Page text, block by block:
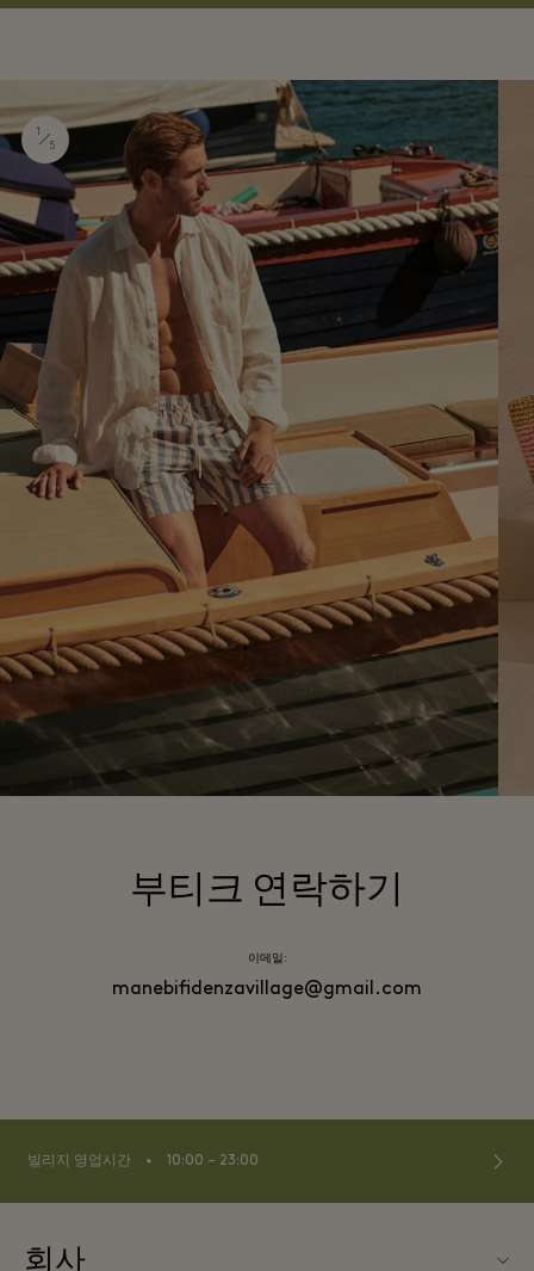
1
5
부티크 연락하기
이메일:
manebifidenzavillage@gmail.com
빌리지 영업시간 ⬩ 10:00 – 23:00
회사